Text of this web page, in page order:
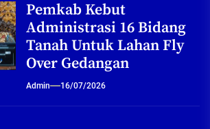
Pemkab Kebut
Administrasi 16 Bidang
Tanah Untuk Lahan Fly
Over Gedangan
Admin 16/07/2026